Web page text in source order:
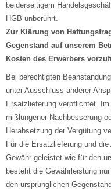
beiderseitigem
HGB unberührt.
Zur Klärung von
Gegenstand auf unserem
Kosten des Erwerbers
Bei berechtigten
unter Ausschluss anderer
Ersatzlieferung verpflichtet.
mißlungener Nachbesserung
Herabsetzung der Vergütung
Für die Ersatzlieferung und
Gewähr geleistet wie für den
besteht die Gewährleistung
den ursprünglichen